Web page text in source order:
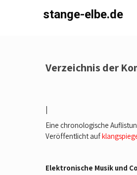
stange-elbe.de
Verzeichnis der
|
Eine chronologische
Veröffentlicht auf
Elektronische Musik und